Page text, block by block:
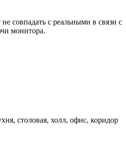
совпадать с реальными в связи с
монитора.
столовая, холл, офис, коридор